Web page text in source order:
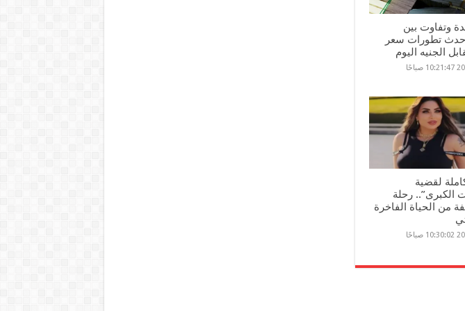
وتفاوت بين
أحدث تطورات سعر
الجنيه اليوم
لقضية
الكبرى”.. رحلة
من الحياة الفاخرة